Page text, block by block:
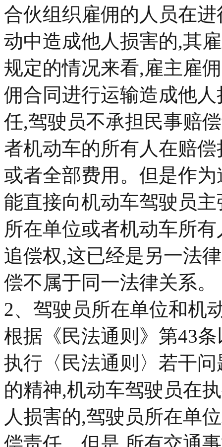
合伙组织雇佣的人员在
动中造成他人损害的,其
规定的情况来看,雇主雇
佣合同进行运输造成他
任,驾驶员不承担民事赔
者机动车的所有人在赔
或者全部费用。但是作
能直接向机动车驾驶员
所在单位或者机动车所
追偿权,这已经是另一法
偿不属于同一法律关系。
2、驾驶员所在单位和机
根据《民法通则》第43
执行〈民法通则〉若干
的精神,机动车驾驶员在
人损害的,驾驶员所在单